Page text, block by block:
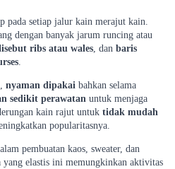
pada setiap jalur kain merajut kain.
dengan banyak jarum runcing atau
ribs atau wales , dan baris
nyaman dipakai bahkan selama
sedikit perawatan untuk menjaga
kain rajut untuk tidak mudah
popularitasnya.
pembuatan kaos, sweater, dan
yang elastis ini memungkinkan aktivitas